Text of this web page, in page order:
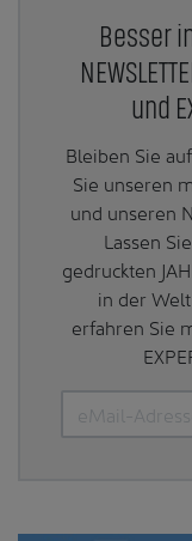
Besser
und
Bleiben Sie
Sie unseren
und unseren
Lassen
gedruckten
in der
erfahren Sie